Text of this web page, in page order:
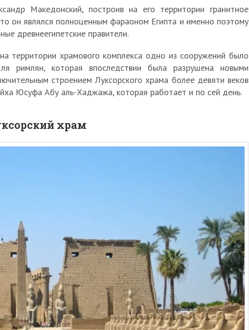
Македонский, построив на его территории гранитное
он являлся полноценным фараоном Египта и именно поэтому
древнеегипетские правители.
территории храмового комплекса одно из сооружений было
римлян, которая впоследствии была разрушена новыми
строением Луксорского храма более девяти веков
Юсуфа Абу аль-Хаджажа, которая работает и по сей день.
храм